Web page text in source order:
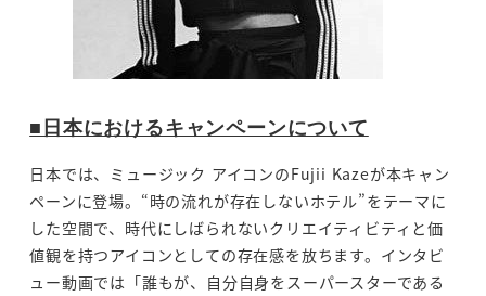
■日本におけるキャンペーンについて
日本では、ミュージック アイコンのFujii Kazeが本キャン
ペーンに登場。“時の流れが存在しないホテル”をテーマに
した空間で、時代にしばられないクリエイティビティと価
値観を持つアイコンとしての存在感を放ちます。インタビ
ュー動画では「誰もが、自分自身をスーパースターである